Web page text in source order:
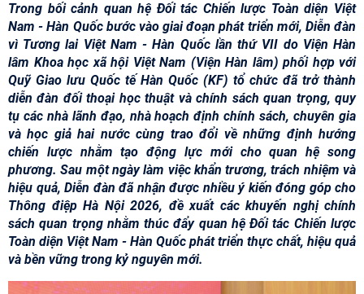
Trong bối cảnh quan hệ Đối tác Chiến lược Toàn diện Việt
Nam - Hàn Quốc bước vào giai đoạn phát triển mới, Diễn đàn
vì Tương lai Việt Nam - Hàn Quốc lần thứ VII do Viện Hàn
lâm Khoa học xã hội Việt Nam (Viện Hàn lâm) phối hợp với
Quỹ Giao lưu Quốc tế Hàn Quốc (KF) tổ chức đã trở thành
diễn đàn đối thoại học thuật và chính sách quan trọng, quy
tụ các nhà lãnh đạo, nhà hoạch định chính sách, chuyên gia
và học giả hai nước cùng trao đổi về những định hướng
chiến lược nhằm tạo động lực mới cho quan hệ song
phương. Sau một ngày làm việc khẩn trương, trách nhiệm và
hiệu quả, Diễn đàn đã nhận được nhiều ý kiến đóng góp cho
Thông điệp Hà Nội 2026, đề xuất các khuyến nghị chính
sách quan trọng nhằm thúc đẩy quan hệ Đối tác Chiến lược
Toàn diện Việt Nam - Hàn Quốc phát triển thực chất, hiệu quả
và bền vững trong kỷ nguyên mới.